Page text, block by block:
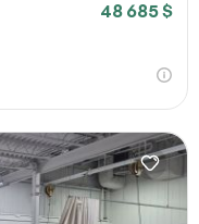
48 685 $